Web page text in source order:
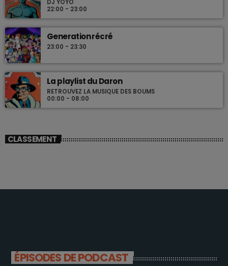
DJ YOYO
22:00 - 23:00
Generation récré
23:00 - 23:30
La playlist du Daron
RETROUVEZ LA MUSIQUE DES BOUMS
00:00 - 08:00
CLASSEMENT
ÉPISODES DE PODCAST